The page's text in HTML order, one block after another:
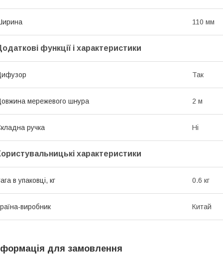
110 мм
функції і характеристики
Так
мережевого шнура 2 м
ручка Ні
характеристики
в упаковці, кг 0.6 кг
виробник Китай
для замовлення